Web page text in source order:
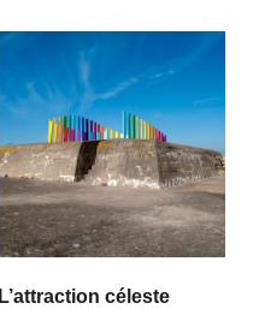
L’attraction céleste